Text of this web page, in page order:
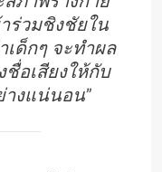
ร่วมชิงชัยใน
เด็กๆ จะทำผล
ชื่อเสียงให้กับ
งแน่นอน”